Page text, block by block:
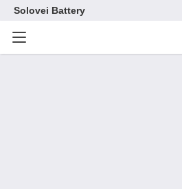
Solovei Battery